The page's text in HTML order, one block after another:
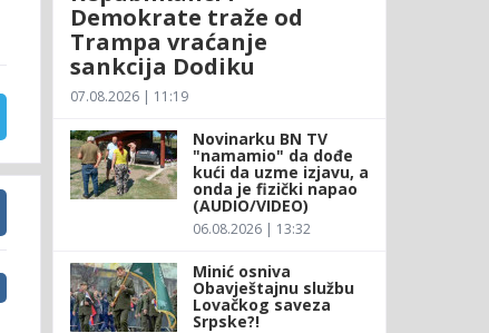
Demokrate traže od
Trampa vraćanje
sankcija Dodiku
07.08.2026 | 11:19
Novinarku BN TV
"namamio" da dođe
kući da uzme izjavu, a
onda je fizički napao
(AUDIO/VIDEO)
06.08.2026 | 13:32
Minić osniva
Obavještajnu službu
Lovačkog saveza
Srpske?!